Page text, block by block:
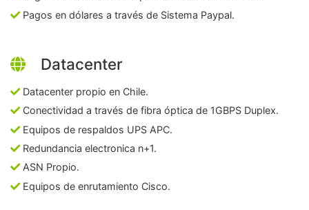
Pagos en dólares a través de Sistema Paypal.
Datacenter
Datacenter propio en Chile.
Conectividad a través de fibra óptica de 1GBPS Duplex.
Equipos de respaldos UPS APC.
Redundancia electronica n+1.
ASN Propio.
Equipos de enrutamiento Cisco.